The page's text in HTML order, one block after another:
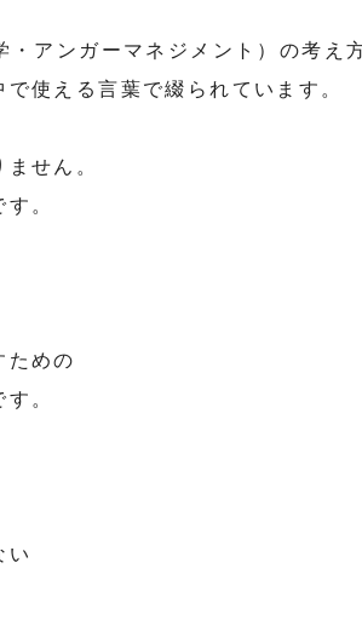
アンガーマネジメント）の考え
使える言葉で綴られています。
せん。
。
ための
。
い